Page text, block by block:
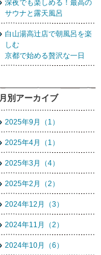
深夜でも楽しめる！最高の
サウナと露天風呂
白山湯高辻店で朝風呂を楽
しむ
京都で始める贅沢な一日
月別アーカイブ
2025年9月（1）
2025年4月（1）
2025年3月（4）
2025年2月（2）
2024年12月（3）
2024年11月（2）
2024年10月（6）